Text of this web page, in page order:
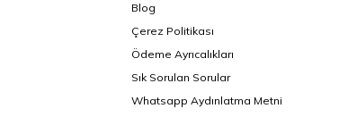
Blog
Çerez Politikası
Ödeme Ayrıcalıkları
Sık Sorulan Sorular
Whatsapp Aydınlatma Metni